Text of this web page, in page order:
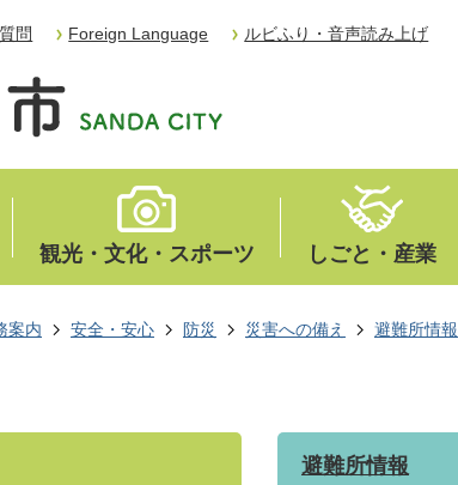
問 Foreign Language ルビふり・音声読み上げ
観光・文化・スポーツ しごと・産業
案内 安全・安心 防災 災害への備え
避難所情報
避難所情報